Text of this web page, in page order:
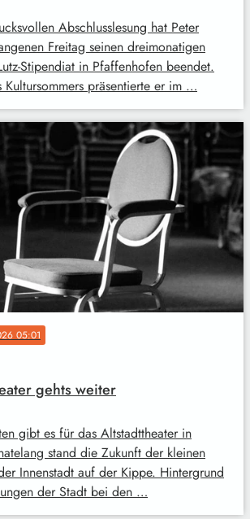
Abschlusslesung hat Peter
Freitag seinen dreimonatigen
Stipendiat in Pfaffenhofen beendet.
Kultursommers präsentierte er im …
05:01
gehts weiter
gibt es für das Altstadttheater in
stand die Zukunft der kleinen
Innenstadt auf der Kippe. Hintergrund
der Stadt bei den …